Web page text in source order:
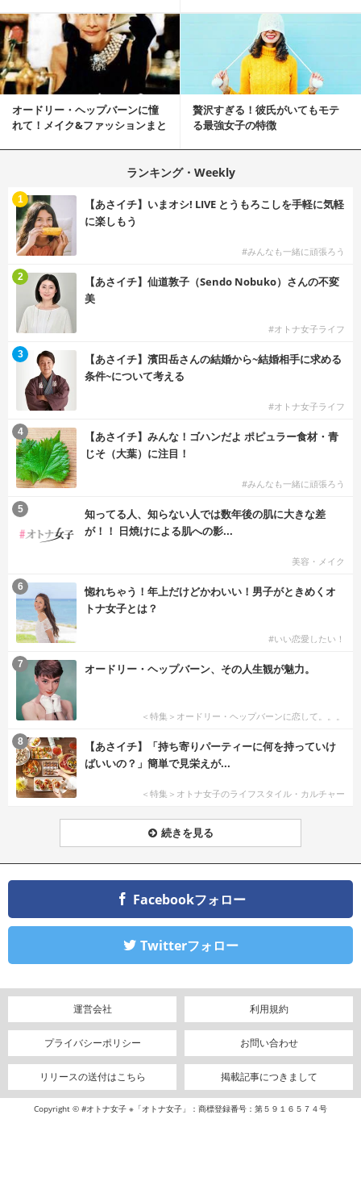
オードリー・ヘップバーンに憧
れて！メイク&ファッションまと
贅沢すぎる！彼氏がいてもモテ
る最強女子の特徴
ランキング・Weekly
【あさイチ】いまオシ! LIVE とうもろこしを手軽に気軽
に楽しもう
#みんなも一緒に頑張ろう
1
【あさイチ】仙道敦子（Sendo Nobuko）さんの不変
美
#オトナ女子ライフ
2
【あさイチ】濱田岳さんの結婚から~結婚相手に求める
条件~について考える
#オトナ女子ライフ
3
【あさイチ】みんな！ゴハンだよ ポピュラー食材・青
じそ（大葉）に注目！
#みんなも一緒に頑張ろう
4
知ってる人、知らない人では数年後の肌に大きな差
が！！ 日焼けによる肌への影...
美容・メイク
5
惚れちゃう！年上だけどかわいい！男子がときめくオ
トナ女子とは？
#いい恋愛したい！
6
オードリー・ヘップバーン、その人生観が魅力。
＜特集＞オードリー・ヘップバーンに恋して。。。
7
【あさイチ】「持ち寄りパーティーに何を持っていけ
ばいいの？」簡単で見栄えが...
＜特集＞オトナ女子のライフスタイル・カルチャー
8
続きを見る
Facebookフォロー
Twitterフォロー
運営会社 利用規約
プライバシーポリシー お問い合わせ
リリースの送付はこちら 掲載記事につきまして
Copyright © #オトナ女子 ※「オトナ女子」：商標登録番号：第５９１６５７４号